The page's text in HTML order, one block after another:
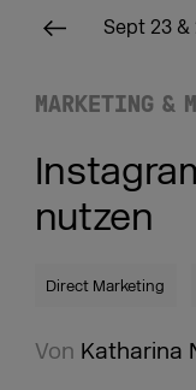
Sept 23 &
MARKETING &
nutzen
Direct Marketing
Von Katharina